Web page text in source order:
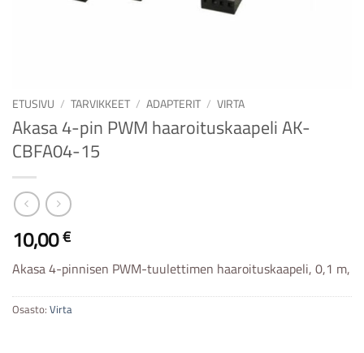
ETUSIVU / TARVIKKEET / ADAPTERIT / VIRTA
Akasa 4-pin PWM haaroituskaapeli AK-
CBFA04-15
10,00€
Akasa 4-pinnisen PWM-tuulettimen haaroituskaapeli, 0,1 m,
Osasto: Virta